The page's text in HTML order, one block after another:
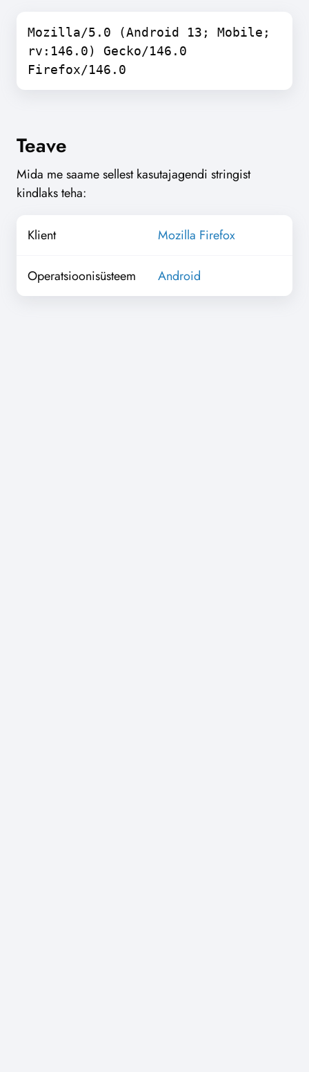
Mozilla/5.0 (Android 13; Mobile;
rv:146.0) Gecko/146.0
Firefox/146.0
Teave
Mida me saame sellest kasutajagendi stringist
kindlaks teha:
Klient Mozilla Firefox
Operatsioonisüsteem Android